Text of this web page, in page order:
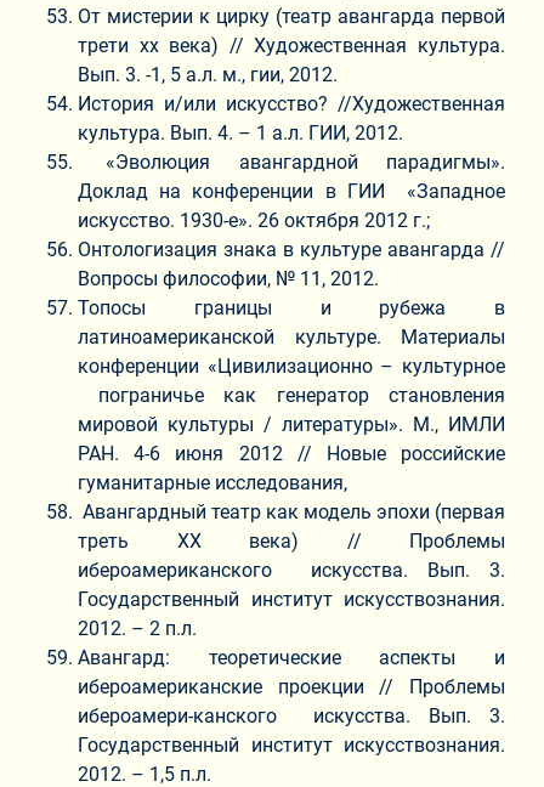
От мистерии к цирку (театр авангарда первой
трети хх века) // Художественная культура.
Вып. 3. -1, 5 а.л. м., гии, 2012.
История и/или искусство? //Художественная
культура. Вып. 4. – 1 а.л. ГИИ, 2012.
«Эволюция авангардной парадигмы».
Доклад на конференции в ГИИ «Западное
искусство. 1930-е». 26 октября 2012 г.;
Онтологизация знака в культуре авангарда //
Вопросы философии, № 11, 2012.
Топосы границы и рубежа в
латиноамериканской культуре. Материалы
конференции «Цивилизационно – культурное
пограничье как генератор становления
мировой культуры / литературы». М., ИМЛИ
РАН. 4-6 июня 2012 // Новые российские
гуманитарные исследования,
Авангардный театр как модель эпохи (первая
треть ХХ века) // Проблемы
ибероамериканского искусства. Вып. 3.
Государственный институт искусствознания.
2012. – 2 п.л.
Авангард: теоретические аспекты и
ибероамериканские проекции // Проблемы
ибероамери-канского искусства. Вып. 3.
Государственный институт искусствознания.
2012. – 1,5 п.л.